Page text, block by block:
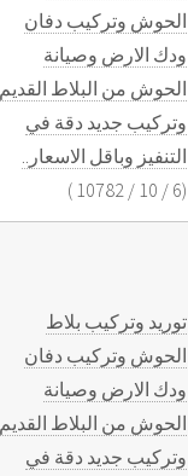
الحوش وتركيب دفان
ودك الارض وصيانة
الحوش من البلاط القديم
وتركيب جديد دقة في
التنفيز وباقل الاسعار..
(
6
/
10
/
10782
)
توريد وتركيب بلاط
الحوش وتركيب دفان
ودك الارض وصيانة
الحوش من البلاط القديم
وتركيب جديد دقة في